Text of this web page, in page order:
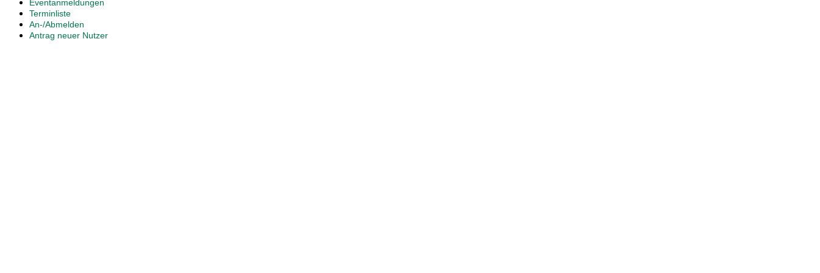
Eventanmeldungen
Terminliste
An-/Abmelden
Antrag neuer Nutzer